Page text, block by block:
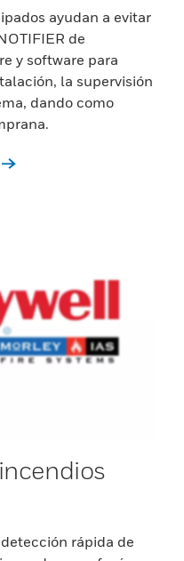
ayudan a evitar
de
y software para
la supervisión
dando como
rápida de